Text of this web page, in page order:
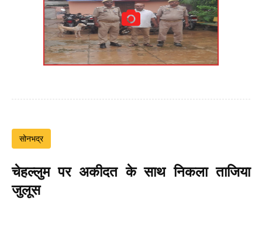
सोनभद्र
चेहल्लुम पर अकीदत के साथ निकला ताजिया
जुलूस